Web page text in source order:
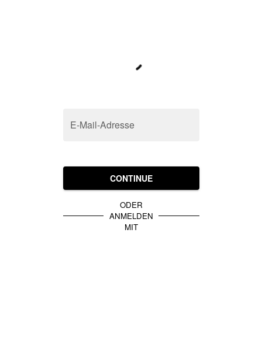
E-Mail-Adresse
CONTINUE
ODER
ANMELDEN
MIT